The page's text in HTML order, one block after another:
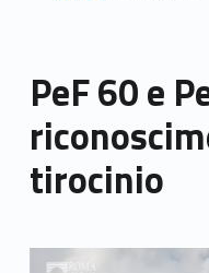
PeF 60 e
tirocinio
Link identifier archive #link-archive-thumb-soap-19957